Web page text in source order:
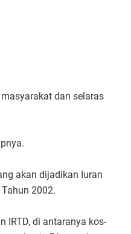
dan selaras
akan dijadikan Iuran
2002.
IRTD, di antaranya kos-